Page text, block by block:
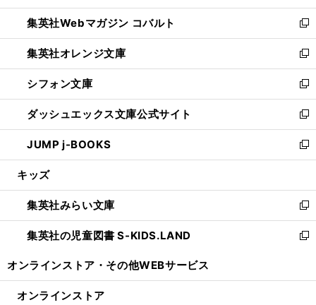
開
く
ウ
で
開
く
ン
ド
ウ
で
開
く
ウ
ィ
ン
ド
ウ
で
開
く
集英社Webマガジン コバルト
新
し
い
ウ
ィ
ン
ド
ウ
で
開
集英社オレンジ文庫
新
し
い
ウ
ィ
ン
ド
ウ
開
く
シフォン文庫
新
し
い
ウ
ィ
ン
ウ
で
開
く
ダッシュエックス文庫公式サイト
新
し
い
ウ
ン
ド
ウ
で
JUMP j-BOOKS
新
し
ウ
ィ
ン
ド
開
キッズ
集英社みらい文庫
新
し
い
ン
集英社の児童図書 S-KIDS.LAND
新
ウ
オンラインストア・ その他WEBサービス
オンラインストア